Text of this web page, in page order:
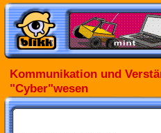
Kommunikation und
"Cyber"wesen